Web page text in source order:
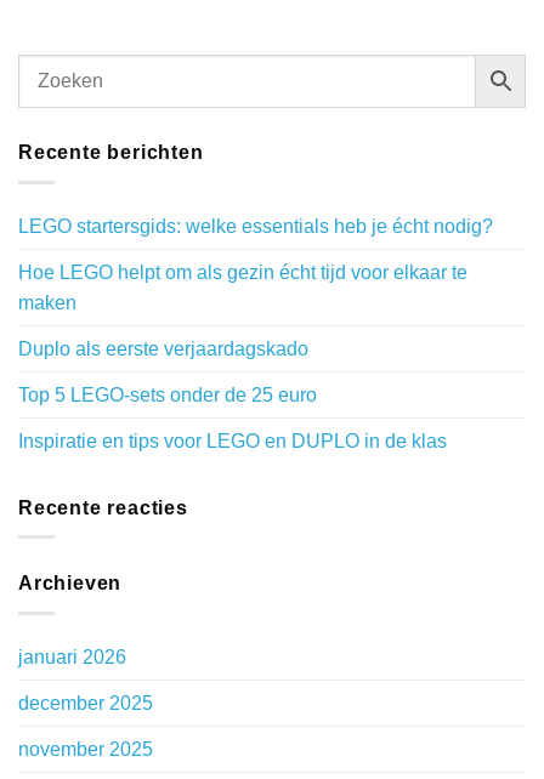
Recente berichten
LEGO startersgids: welke essentials heb je écht nodig?
Hoe LEGO helpt om als gezin écht tijd voor elkaar te
maken
Duplo als eerste verjaardagskado
Top 5 LEGO-sets onder de 25 euro
Inspiratie en tips voor LEGO en DUPLO in de klas
Recente reacties
Archieven
januari 2026
december 2025
november 2025